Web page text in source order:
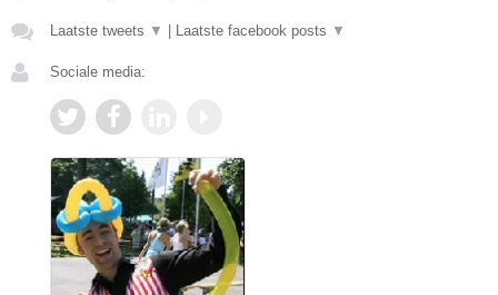
Laatste tweets ▼ Laatste facebook posts ▼
Sociale media: